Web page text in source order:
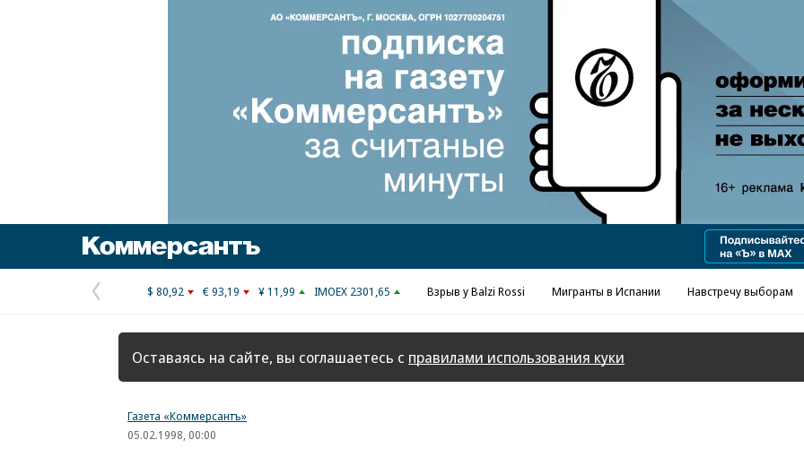
Предыдущая
страница
$ 80,92 € 93,19 ¥ 11,99 IMOEX 2301,65 Взрыв у Balzi Rossi Мигранты в Испании Навстречу выборам
Оставаясь на сайте, вы соглашаетесь с правилами использования куки
Газета «Коммерсантъ»
05.02.1998, 00:00